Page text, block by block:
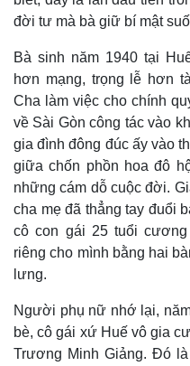
Thế giới
Quan sát
Cuộc sống đó đây
Hồ sơ
đời tư mà bà giữ bí mật
Bà sinh năm 1940 tại
hơn mạng, trọng lễ hơn
Cha làm việc cho chính
về Sài Gòn công tác vào
gia đình đông đúc ấy vào
giữa chốn phồn hoa đô
những cám dỗ cuộc đời.
cha mẹ đã thẳng tay đuổi
cô con gái 25 tuổi
riêng cho mình bằng hai
lưng.
Người phụ nữ nhớ lại,
bè, cô gái xứ Huế vô gia
Trương Minh Giảng. Đó